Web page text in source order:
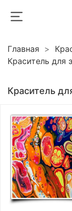
Главная
Краситель для
Краситель